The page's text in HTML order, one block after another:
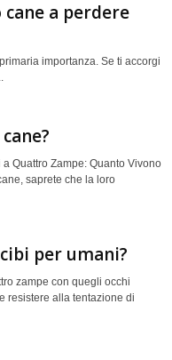
a perdere
importanza. Se ti accorgi
Quattro Zampe: Quanto Vivono
saprete che la loro
per umani?
zampe con quegli occhi
resistere alla tentazione di